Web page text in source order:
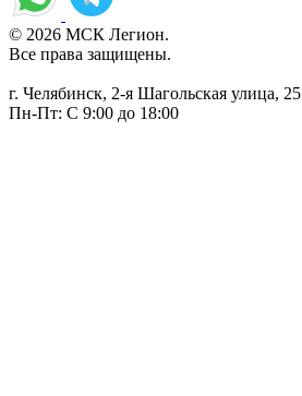
© 2026 МСК Легион.
Все права защищены.
г. Челябинск, 2-я Шагольская улица, 25
Пн-Пт: С 9:00 до 18:00